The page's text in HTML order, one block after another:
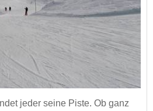
jeder seine Piste. Ob ganz